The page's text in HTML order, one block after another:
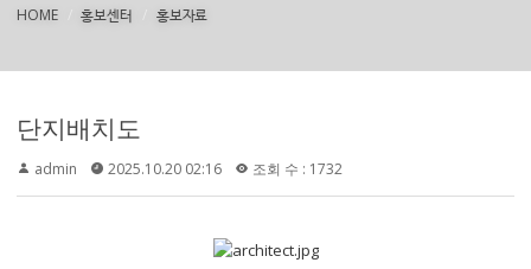
HOME 홍보센터 홍보자료
단지배치도
admin 2025.10.20 02:16 조회 수 : 1732